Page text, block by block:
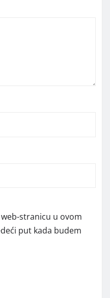
stranicu u ovom
put kada budem